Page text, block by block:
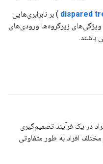
) بر نابرابری‌هایی
ویژگی‌های زیرگروه‌ها ورودی‌های
باشند.
در یک فرآیند تصمیم‌گیری
مختلف افراد به طور متفاوتی